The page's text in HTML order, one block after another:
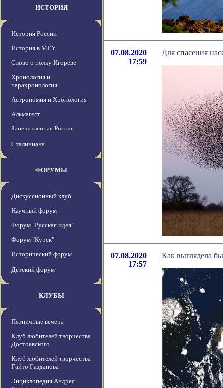
ИСТОРИЯ
История России
История в МГУ
Слово о полку Игореве
Хронология и
парахронология
Астрономия и Хронология
Альмагест
Запечатленная Россия
Сталиниана
ФОРУМЫ
Дискуссионный клуб
Научный форум
Форум "Русская идея"
Форум "Курск"
Исторический форум
Детский форум
КЛУБЫ
Пятничные вечера
Клуб любителей творчества
Достоевского
Клуб любителей творчества
Гайто Газданова
Энциклопедия Андрея
07.08.2020
17:59
Для спасения
07.08.2020
17:57
Как выглядела